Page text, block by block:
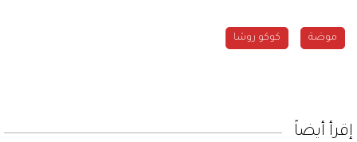
موضة كوكو روشا
إقرأ أيضاً